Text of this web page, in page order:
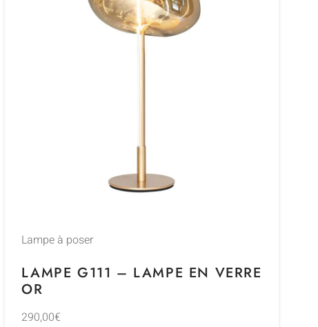
Lampe à poser
LAMPE G111 – LAMPE EN VERRE
OR
290,00€